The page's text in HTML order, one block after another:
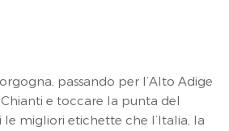
passando per l’Alto Adige
e toccare la punta del
le migliori etichette che l’Italia, la